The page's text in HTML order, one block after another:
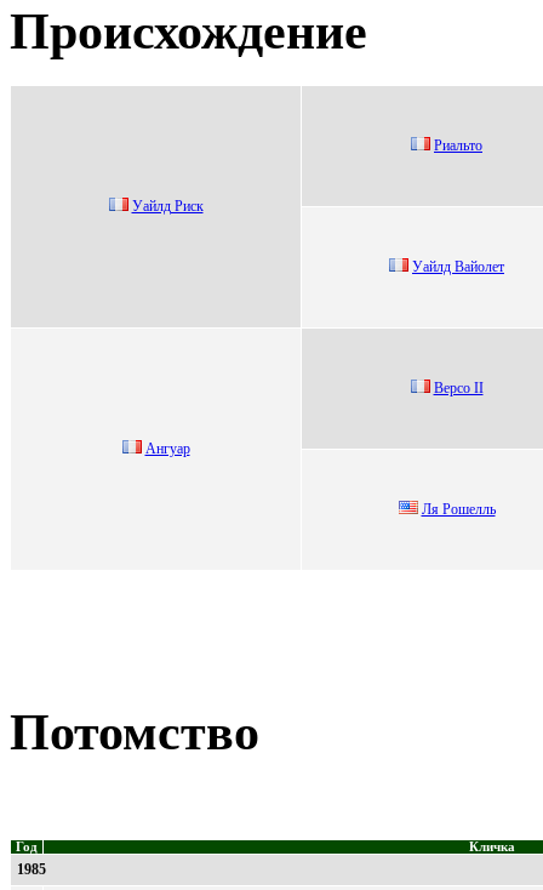
Происхождение
Уaйлд Pиcк
Pиальтo
Уaйлд Baйoлeт
Ангуар
Bеpсo II
Ля Рошелль
Потомство
Год Кличка
1985